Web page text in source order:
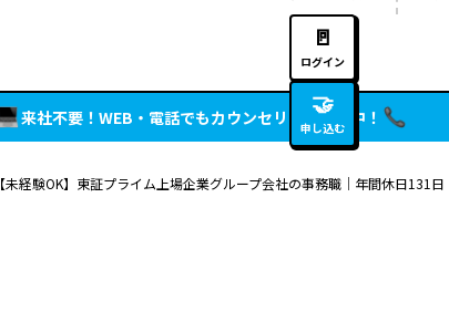
🚪
ログイン
🤝
申し込む
来社不要！WEB・電話でもカウンセリング実施中！
【未経験OK】東証プライム上場企業グループ会社の事務職｜年間休日131